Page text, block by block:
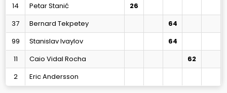
14 Petar Stanić 26
37 Bernard Tekpetey 64
99 Stanislav Ivaylov 64
11 Caio Vidal Rocha 62
2 Eric Andersson